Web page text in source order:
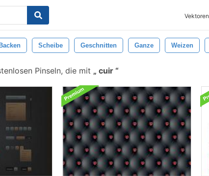
Vektoren
Backen Scheibe Geschnitten Ganze Weizen
Pinseln, die mit cuir